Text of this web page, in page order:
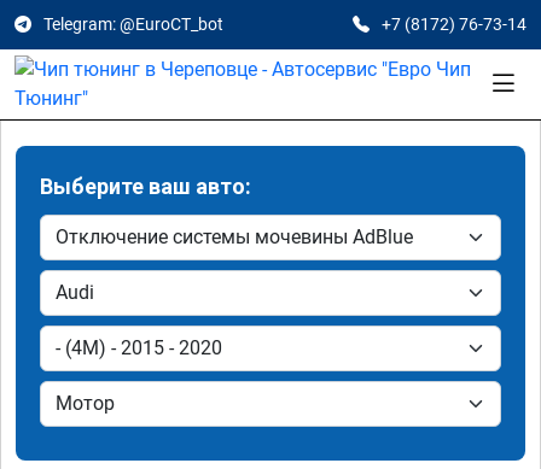
Telegram: @EuroCT_bot +7 (8172) 76-73-14
Выберите ваш авто: